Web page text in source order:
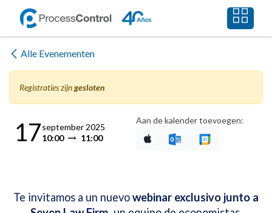
Overslaan naar inhoud
Alle Evenementen
Registraties zijngesloten
17september 2025
10:00
11:00
Aan de kalender toevoegen:
Te invitamos a un nuevowebinar exclusivo junto a